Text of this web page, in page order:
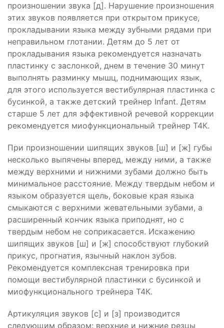
произношении звука [д]. Нарушение произношения
этих звуков появляется при открытом прикусе,
прокладывании языка между зубными рядами при
неправильном глотании. Детям до 5 лет от
прокладывания языка рекомендуется назначать
пластинку с заслонкой, днем в течение 30 минут
выполнять разминку мышц, поднимающих язык,
для этого используется вестибулярная пластинка с
бусинкой, а также детский трейнер Infant. Детям
старше 5 лет для эффективной речевой коррекции
рекомендуется миофункциональный трейнер Т4К.
При произношении шипящих звуков [ш] и [ж] губы
несколько выпячены вперед, между ними, а также
между верхними и нижними зубами должно быть
минимальное расстояние. Между твердым небом и
языком образуется щель, боковые края языка
смыкаются с верхними жевательными зубами, а
расширенный кончик языка приподнят, но с
твердым небом не соприкасается. Искажению
шипящих звуков [ш] и [ж] способствуют глубокий
прикус, прогнатия, язычный наклон зубов.
Рекомендуется комплексная тренировка при
помощи вестибулярной пластинки с бусинкой и
миофункционального трейнера Т4К.
Артикуляция звуков [с] и [з] производится
следующим образом: верхние и нижние резцы